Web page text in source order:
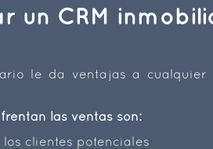
un CRM
le da ventajas a cualquier
las ventas son:
clientes potenciales